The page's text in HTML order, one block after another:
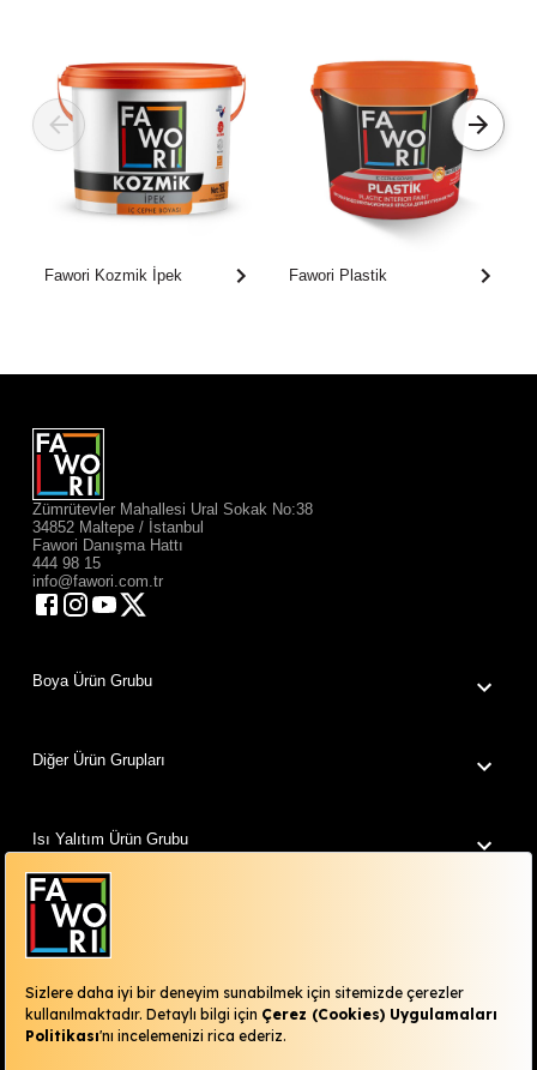
Fawori Kozmik İpek Fawori Plastik
Zümrütevler Mahallesi Ural Sokak No:38
34852 Maltepe / İstanbul
Fawori Danışma Hattı
444 98 15
info@fawori.com.tr
Boya Ürün Grubu
Diğer Ürün Grupları
Isı Yalıtım Ürün Grubu
Fawori Dünyam
Renklerimiz